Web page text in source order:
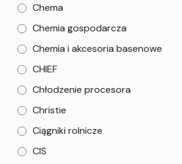
Chema
Chemia gospodarcza
Chemia i akcesoria basenowe
CHIEF
Chłodzenie procesora
Christie
Ciągniki rolnicze
CIS